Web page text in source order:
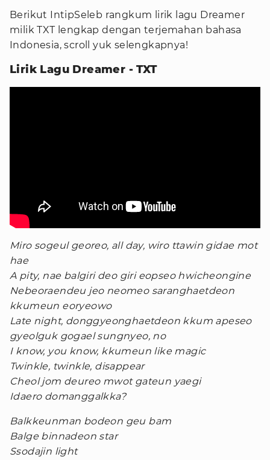
Berikut IntipSeleb rangkum lirik lagu Dreamer
milik TXT lengkap dengan terjemahan bahasa
Indonesia, scroll yuk selengkapnya!
Lirik Lagu Dreamer - TXT
Miro sogeul georeo, all day, wiro ttawin gidae mot
hae
A pity, nae balgiri deo giri eopseo hwicheongine
Nebeoraendeu jeo neomeo saranghaetdeon
kkumeun eoryeowo
Late night, donggyeonghaetdeon kkum apeseo
gyeolguk gogael sungnyeo, no
I know, you know, kkumeun like magic
Twinkle, twinkle, disappear
Cheol jom deureo mwot gateun yaegi
Idaero domanggalkka?
Balkkeunman bodeon geu bam
Balge binnadeon star
Ssodajin light